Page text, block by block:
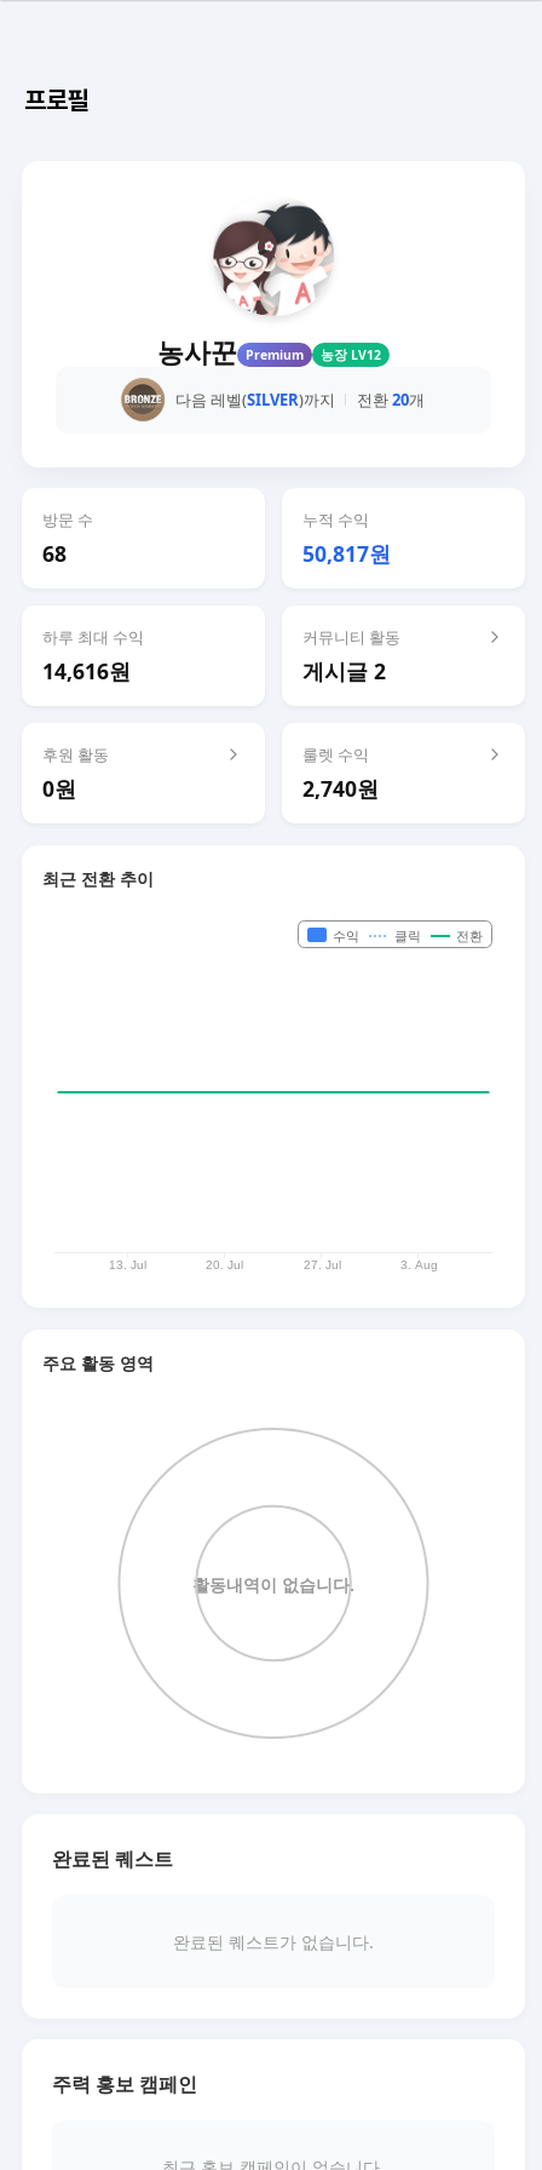
프로필
농사꾼 Premium 농장 LV12
다음 레벨(SILVER)까지 전환20개
방문 수
68
누적 수익
50,817원
하루 최대 수익
14,616원
커뮤니티 활동
게시글 2
후원 활동
0원
룰렛 수익
2,740원
최근 전환 추이
주요 활동 영역
완료된 퀘스트
완료된 퀘스트가 없습니다.
주력 홍보 캠페인